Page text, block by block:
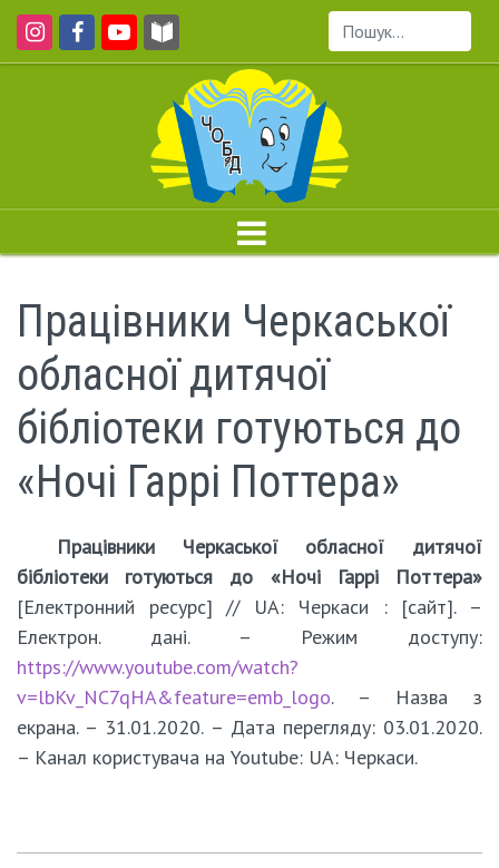
Пошук...
Працівники Черкаської
обласної дитячої
бібліотеки готуються до
«Ночі Гаррі Поттера»
Працівники Черкаської обласної дитячої
бібліотеки готуються до «Ночі Гаррі Поттера»
[Електронний ресурс] // UA: Черкаси : [сайт]. –
Електрон. дані. – Режим доступу:
https://www.youtube.com/watch?
v=lbKv_NC7qHA&feature=emb_logo. – Назва з
екрана. – 31.01.2020. – Дата перегляду: 03.01.2020.
– Канал користувача на Youtube: UA: Черкаси.